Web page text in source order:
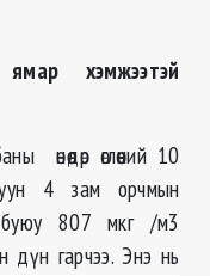
хэмжээтэй
өглөөний 10
4 зам орчмын
807 мкг/м3
дүн гарчээ. Энэ нь